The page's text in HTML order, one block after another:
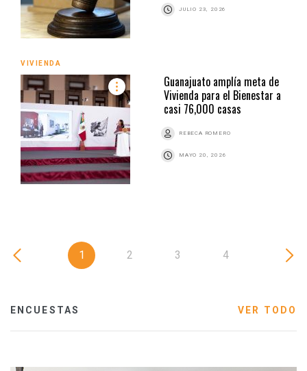
JULIO 23, 2026
VIVIENDA
Guanajuato amplía meta de
Vivienda para el Bienestar a
casi 76,000 casas
REBECA ROMERO
MAYO 20, 2026
1 2 3 4
ENCUESTAS VER TODO